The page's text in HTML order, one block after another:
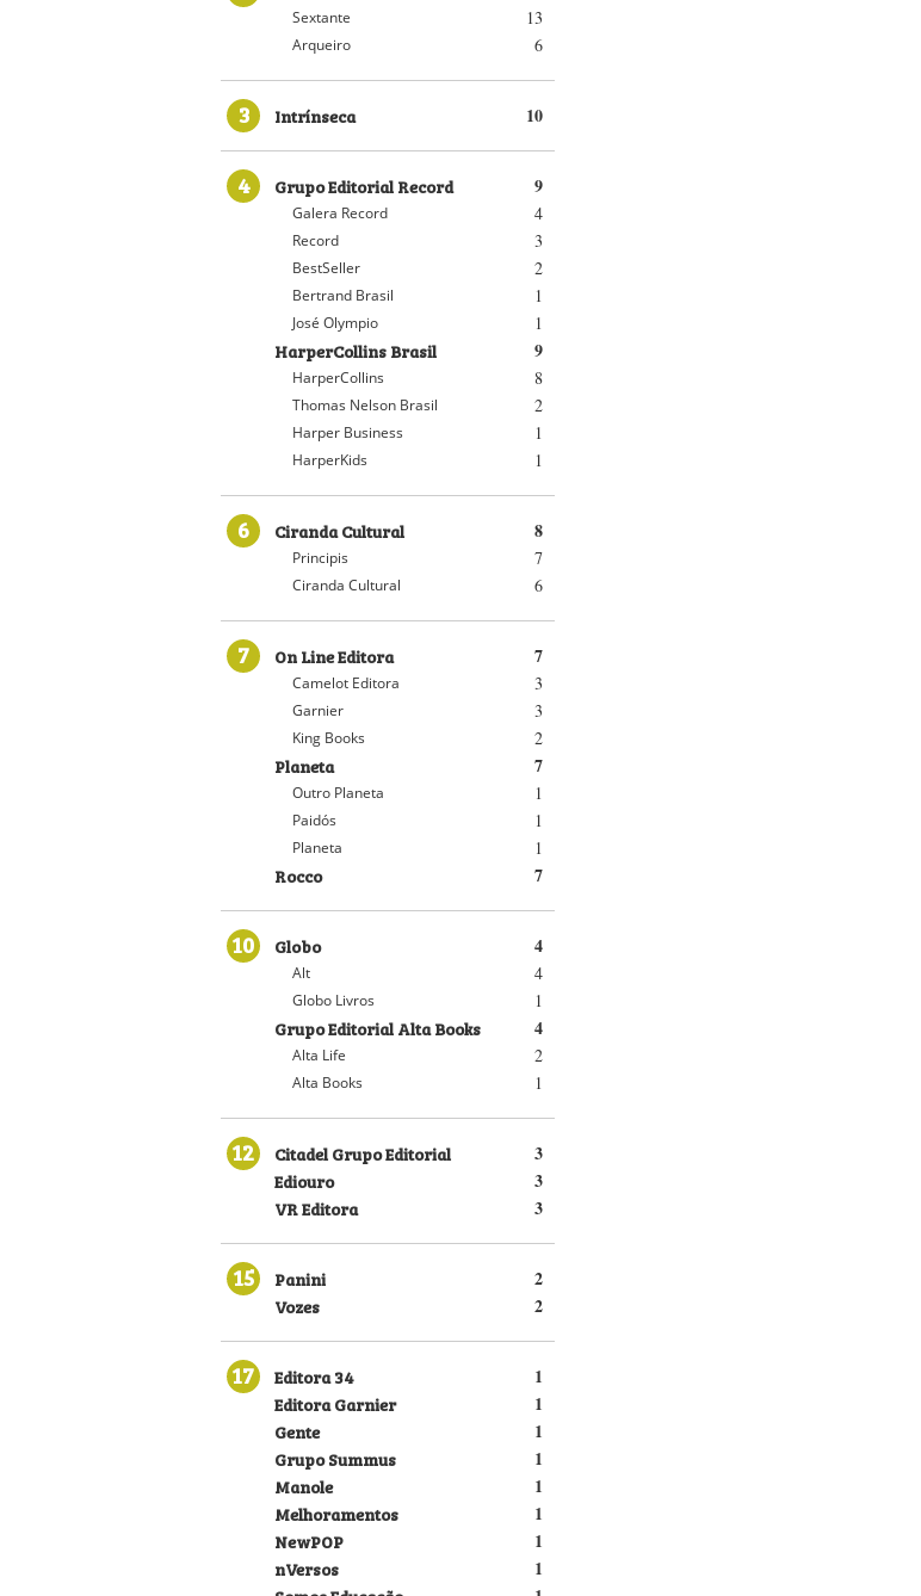
13
Sextante
6
Arqueiro
3 10
Intrínseca
4 9
Grupo Editorial Record
4
Galera Record
3
Record
2
BestSeller
1
Bertrand Brasil
1
José Olympio
9
HarperCollins Brasil
8
HarperCollins
2
Thomas Nelson Brasil
1
Harper Business
1
HarperKids
6 8
Ciranda Cultural
7
Principis
6
Ciranda Cultural
7 7
On Line Editora
3
Camelot Editora
3
Garnier
2
King Books
7
Planeta
1
Outro Planeta
1
Paidós
1
Planeta
7
Rocco
10 4
Globo
4
Alt
1
Globo Livros
4
Grupo Editorial Alta Books
2
Alta Life
1
Alta Books
12 3
Citadel Grupo Editorial
3
Ediouro
3
VR Editora
15 2
Panini
2
Vozes
17 1
Editora 34
1
Editora Garnier
1
Gente
1
Grupo Summus
1
Manole
1
Melhoramentos
1
NewPOP
1
nVersos